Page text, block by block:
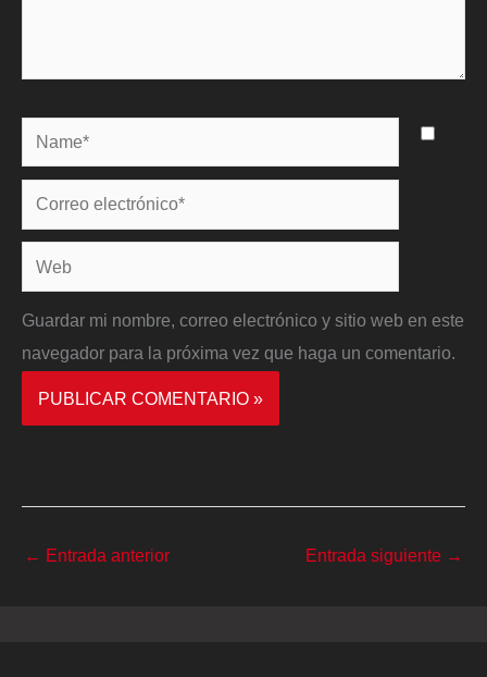
Name*
Correo
electrónico*
Web
Guardar mi nombre, correo electrónico y sitio web en este
navegador para la próxima vez que haga un comentario.
← Entrada anterior Entrada siguiente →